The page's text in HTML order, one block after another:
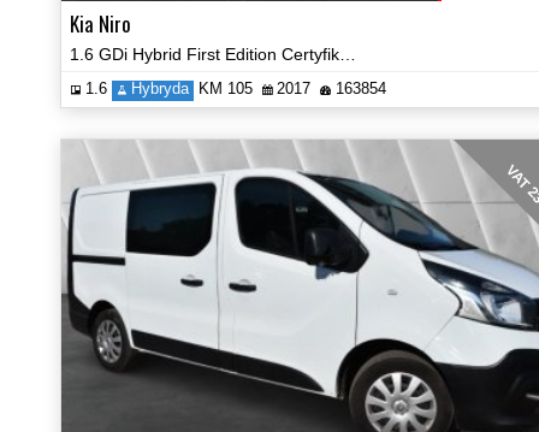
Kia Niro
1.6 Hybryda KM 105 2017 163854
VAT